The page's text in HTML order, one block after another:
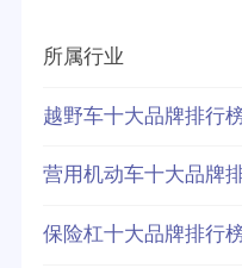
品牌认证
所属公司
品牌源地
创立时间
所属行业
越野车十大品牌排行
营用机动车十大品牌
保险杠十大品牌排行